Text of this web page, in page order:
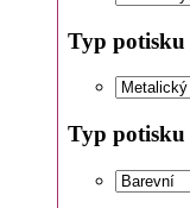
Typ potisku
Typ potisku